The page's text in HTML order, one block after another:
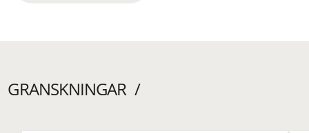
GRANSKNINGAR